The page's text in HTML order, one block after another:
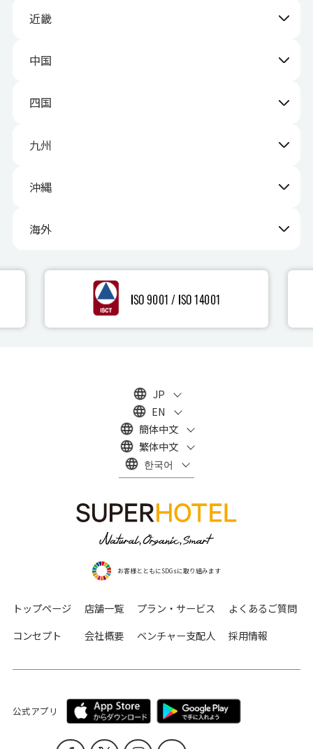
近畿
中国
四国
九州
沖縄
海外
JP
EN
簡体中文
繁体中文
한국어
お客様とともにSDGsに取り組みます
トップページ 店舗一覧 プラン・サービス
よくあるご質問
コンセプト
会社概要 ベンチャー支配人 採用情報
公式アプリ